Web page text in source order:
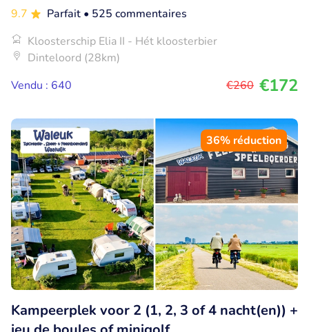
9.7 Parfait • 525 commentaires
Kloosterschip Elia II - Hét kloosterbier
Dinteloord (28km)
Vendu : 640
€260 €172
36% réduction
Kampeerplek voor 2 (1, 2, 3 of 4 nacht(en)) +